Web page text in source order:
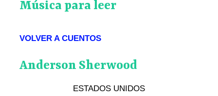
Música para leer
VOLVER A CUENTOS
Anderson Sherwood
ESTADOS UNIDOS